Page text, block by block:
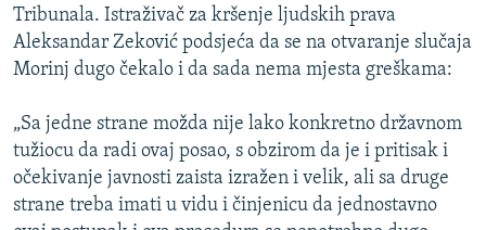
Tribunala. Istraživač za kršenje ljudskih prava
Aleksandar Zeković podsjeća da se na otvaranje slučaja
Morinj dugo čekalo i da sada nema mjesta greškama:
„Sa jedne strane možda nije lako konkretno državnom
tužiocu da radi ovaj posao, s obzirom da je i pritisak i
očekivanje javnosti zaista izražen i velik, ali sa druge
strane treba imati u vidu i činjenicu da jednostavno